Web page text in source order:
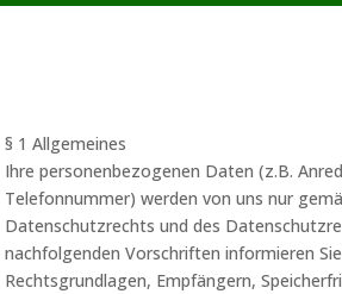
§ 1 Allgemeines
Ihre personenbezogenen Daten (z.B.
Telefonnummer) werden von uns nur
Datenschutzrechts und des
nachfolgenden Vorschriften informieren
Rechtsgrundlagen, Empfängern,